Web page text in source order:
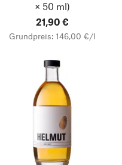
× 50 ml)
21,90 €
Grundpreis: 146,00 €/l